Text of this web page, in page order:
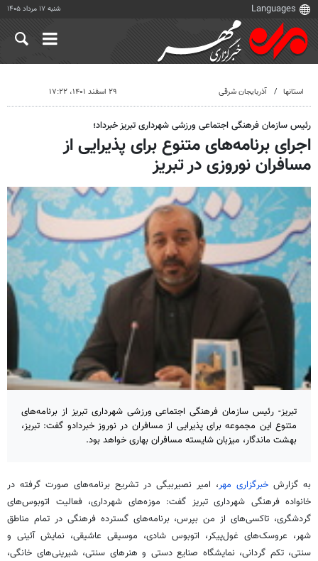
شنبه ۱۷ مرداد ۱۴۰۵
استانها آذربایجان شرقی ۲۹ اسفند ۱۴۰۱، ۱۷:۲۲
رئیس سازمان فرهنگی اجتماعی ورزشی شهرداری تبریز خبرداد؛
اجرای برنامه‌های متنوع برای پذیرایی از
مسافران نوروزی در تبریز
تبریز- رئیس سازمان فرهنگی اجتماعی ورزشی شهرداری تبریز از برنامه‌های
متنوع این مجموعه برای پذیرایی از مسافران در نوروز خبردادو گفت: تبریز،
بهشت ماندگار، میزبان شایسته مسافران بهاری خواهد بود.
به گزارش خبرگزاری مهر، امیر نصیربیگی در تشریح برنامه‌های صورت گرفته در
خانواده فرهنگی شهرداری تبریز گفت: موزه‌های شهرداری، فعالیت اتوبوس‌های
گردشگری، تاکسی‌های از من بپرس، برنامه‌های گسترده فرهنگی در تمام مناطق
شهر، عروسک‌های غول‌پیکر، اتوبوس شادی، موسیقی عاشیقی، نمایش آئینی و
سنتی،تکم گردانی، نمایشگاه صنایع دستی و هنرهای سنتی، شیرینی‌های خانگی،